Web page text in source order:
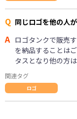
Q 同じロゴを他の人
A ロゴタンクで販売
を納品することは
タスとなり他の方
関連タグ
ロゴ